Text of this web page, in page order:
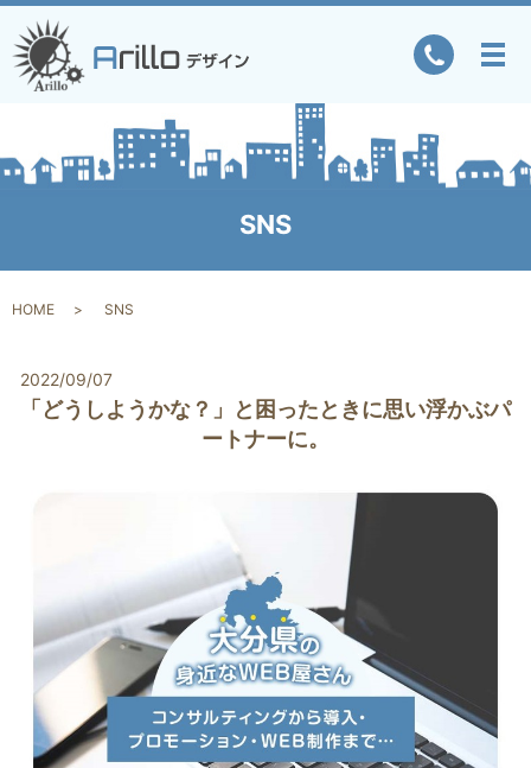
SNS
HOME SNS
2022/09/07
「どうしようかな？」と困ったときに思い浮かぶパ
ートナーに。